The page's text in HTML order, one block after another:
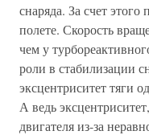
снаряда. За счет
полете. Скорость
чем у
роли в стабилизации
эксцентриситет тяги
А ведь
двигателя из-за